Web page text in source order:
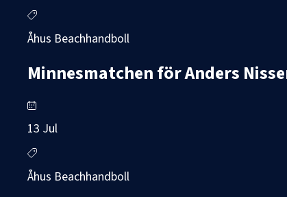
Åhus Beachhandboll
Minnesmatchen för Anders
13 Jul
Åhus Beachhandboll